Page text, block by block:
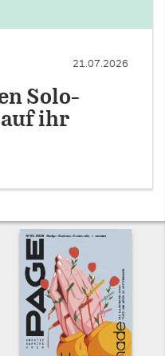
21.07.2026
Solo-
ihr